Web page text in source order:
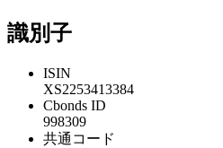
識別子
ISIN
XS2253413384
Cbonds ID
998309
共通コード